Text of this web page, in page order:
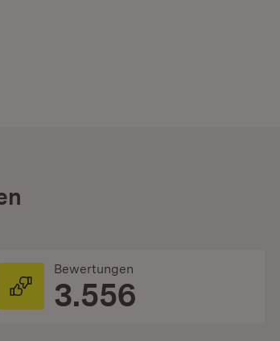
Bewertungen
3.556